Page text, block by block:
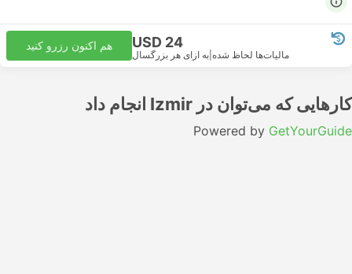
USD 24
مالیات‌ها لحاظ شده به ازای هر بزرگسال
هم اکنون رزرو کنید
کارهایی که می‌توان در Izmir انجام داد
Powered by GetYourGuide